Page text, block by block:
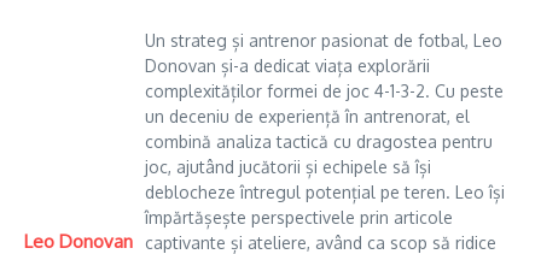
Leo Donovan
Un strateg și antrenor pasionat de fotbal, Leo
Donovan și-a dedicat viața explorării
complexităților formei de joc 4-1-3-2. Cu peste
un deceniu de experiență în antrenorat, el
combină analiza tactică cu dragostea pentru
joc, ajutând jucătorii și echipele să își
deblocheze întregul potențial pe teren. Leo își
împărtășește perspectivele prin articole
captivante și ateliere, având ca scop să ridice